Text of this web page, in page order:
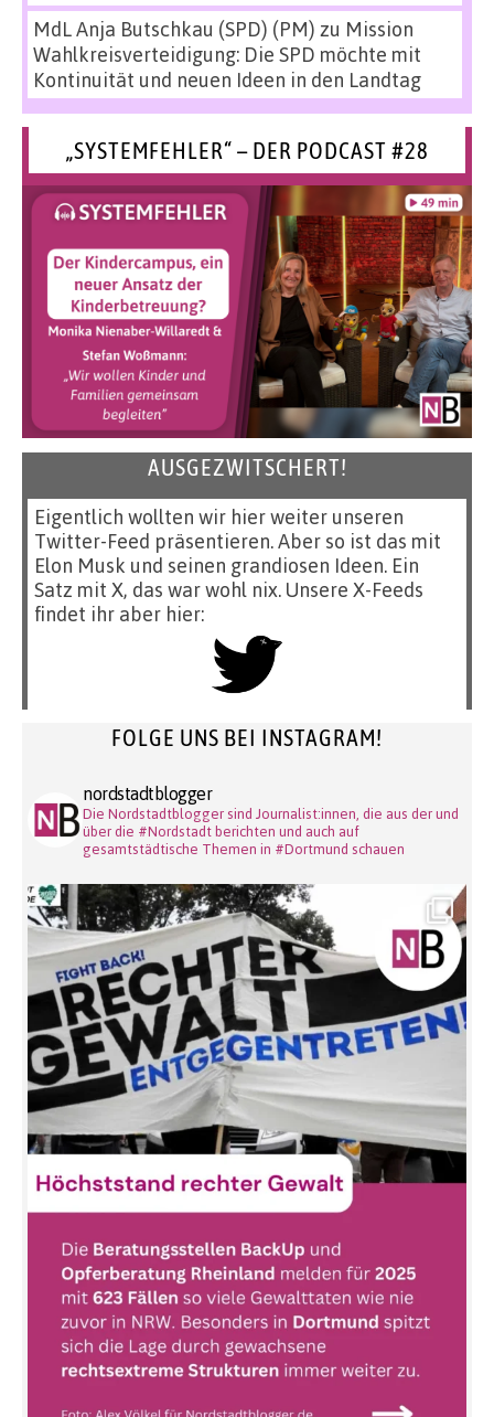
MdL Anja Butschkau (SPD) (PM) zu Mission
Wahlkreisverteidigung: Die SPD möchte mit
Kontinuität und neuen Ideen in den Landtag
„SYSTEMFEHLER“ – DER PODCAST #28
AUSGEZWITSCHERT!
Eigentlich wollten wir hier weiter unseren
Twitter-Feed präsentieren. Aber so ist das mit
Elon Musk und seinen grandiosen Ideen. Ein
Satz mit X, das war wohl nix. Unsere X-Feeds
findet ihr aber hier:
FOLGE UNS BEI INSTAGRAM!
nordstadtblogger
Die Nordstadtblogger sind Journalist:innen, die aus der und
über die #Nordstadt berichten und auch auf
gesamtstädtische Themen in #Dortmund schauen